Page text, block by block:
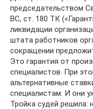
председательством
ВС, ст. 180 ТК
ликвидации
штата работников
сокращении
Это гарантия от
специалистов. При
альтернативные
специалистам. И они
Тройка судей решила: